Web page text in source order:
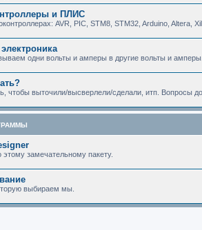
и ПЛИС
AVR, PIC, STM8, STM32, Arduino, Altera,
одни вольты и амперы в другие вольты и амперы.
чтобы выточили/высверлели/сделали, итп. Вопросы
этому замечательному пакету.
выбираем мы.